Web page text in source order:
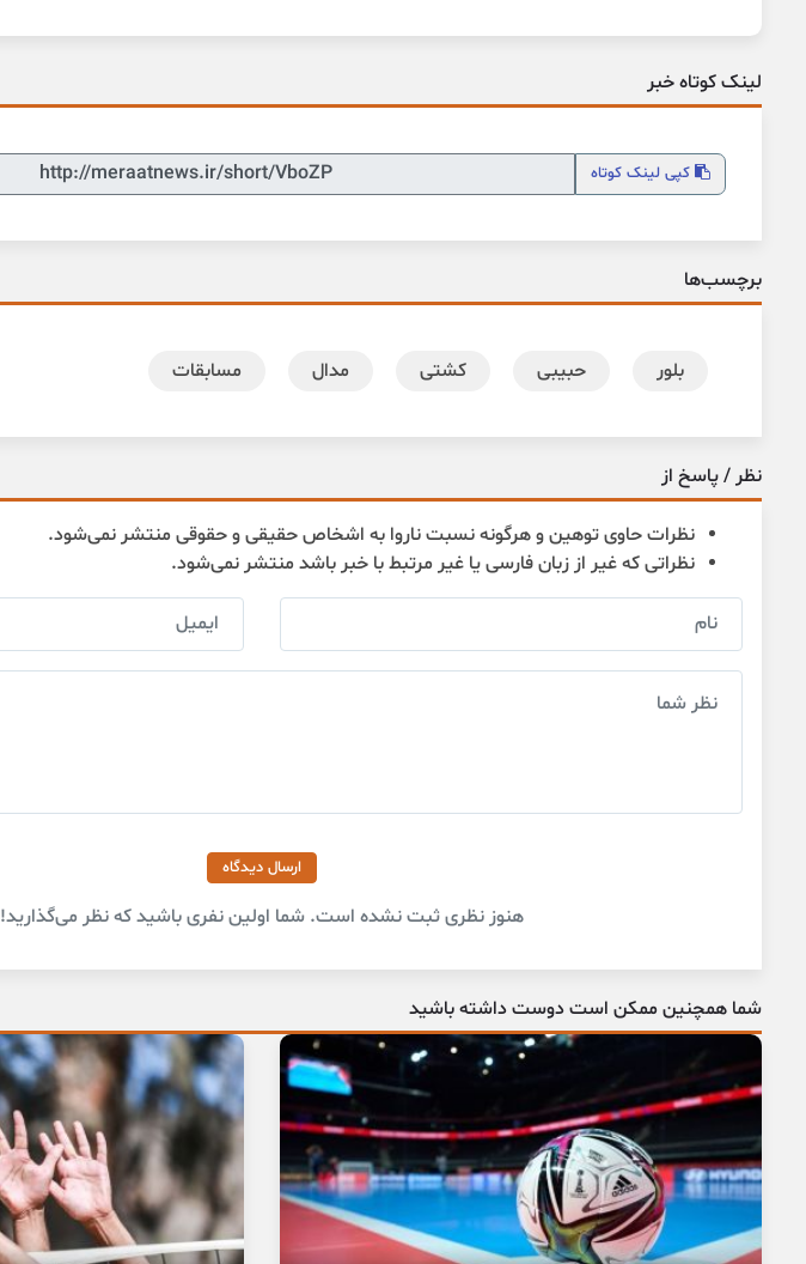
لینک کوتاه خبر
کپی لینک کوتاه
برچسب‌ها
بلور حبیبی کشتی مدال مسابقات
نظر / پاسخ از
نظرات حاوی توهین و هرگونه نسبت ناروا به اشخاص حقیقی و حقوقی منتشر نمی‌شود.
نظراتی که غیر از زبان فارسی یا غیر مرتبط با خبر باشد منتشر نمی‌شود.
ارسال دیدگاه
هنوز نظری ثبت نشده است. شما اولین نفری باشید که نظر می‌گذارید!
شما همچنین ممکن است دوست داشته باشید